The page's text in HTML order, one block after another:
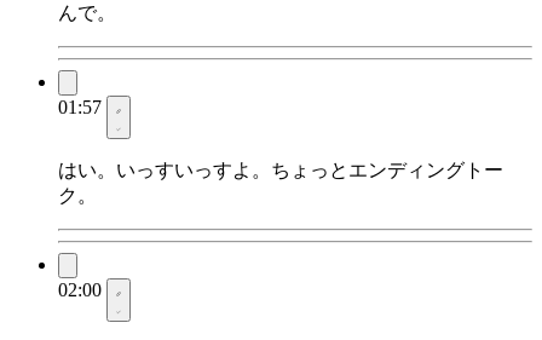
んで。
01:57
はい。いっすいっすよ。ちょっとエンディングトー
ク。
02:00